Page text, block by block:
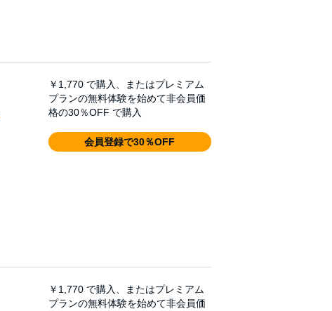
￥1,770 で購入、またはプレミアム
プランの無料体験を始めて非会員価
格の30％OFF で購入
会員登録で30％OFF
￥1,770 で購入、またはプレミアム
プランの無料体験を始めて非会員価